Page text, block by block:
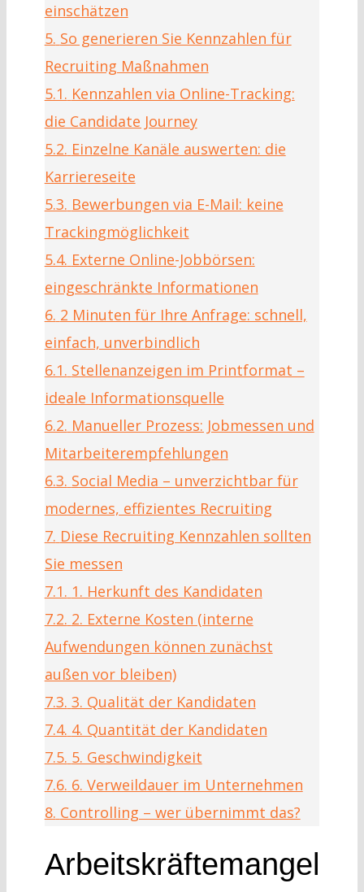
einschätzen
5. So generieren Sie Kennzahlen für
Recruiting Maßnahmen
5.1. Kennzahlen via Online-Tracking:
die Candidate Journey
5.2. Einzelne Kanäle auswerten: die
Karriereseite
5.3. Bewerbungen via E-Mail: keine
Trackingmöglichkeit
5.4. Externe Online-Jobbörsen:
eingeschränkte Informationen
6. 2 Minuten für Ihre Anfrage: schnell,
einfach, unverbindlich
6.1. Stellenanzeigen im Printformat –
ideale Informationsquelle
6.2. Manueller Prozess: Jobmessen und
Mitarbeiterempfehlungen
6.3. Social Media – unverzichtbar für
modernes, effizientes Recruiting
7. Diese Recruiting Kennzahlen sollten
Sie messen
7.1. 1. Herkunft des Kandidaten
7.2. 2. Externe Kosten (interne
Aufwendungen können zunächst
außen vor bleiben)
7.3. 3. Qualität der Kandidaten
7.4. 4. Quantität der Kandidaten
7.5. 5. Geschwindigkeit
7.6. 6. Verweildauer im Unternehmen
8. Controlling – wer übernimmt das?
Arbeitskräftemangel